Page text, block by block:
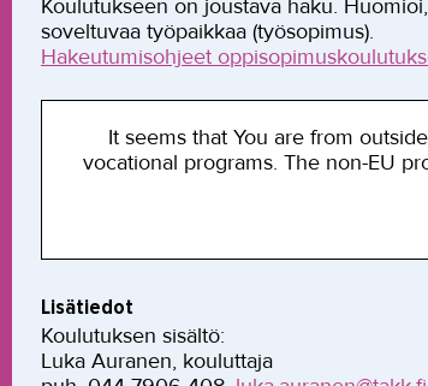
Koulutukseen on joustava haku.
soveltuvaa työpaikkaa (työsopimus).
Hakeutumisohjeet
It seems that You are from
vocational programs. The non-EU
Lisätiedot
Koulutuksen sisältö:
Luka Auranen, kouluttaja